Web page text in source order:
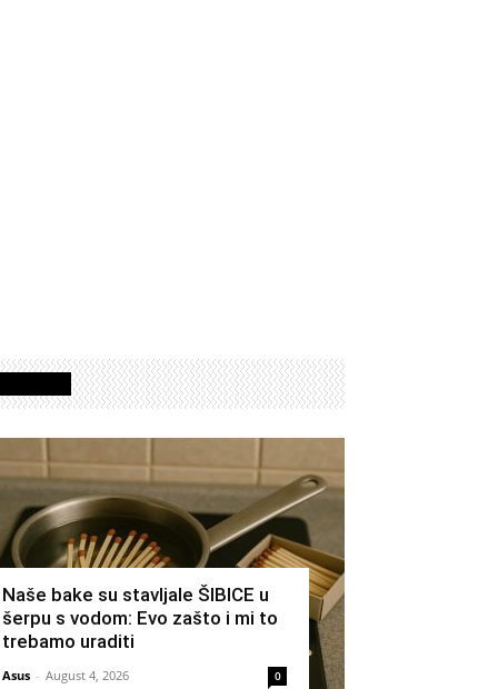
Naše bake su stavljale ŠIBICE u
šerpu s vodom: Evo zašto i mi to
trebamo uraditi
Asus - August 4, 2026 0